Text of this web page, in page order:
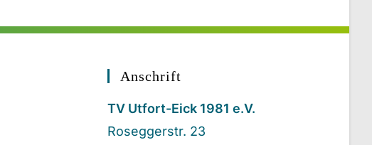
Anschrift
TV Utfort-Eick 1981 e.V.
Roseggerstr. 23